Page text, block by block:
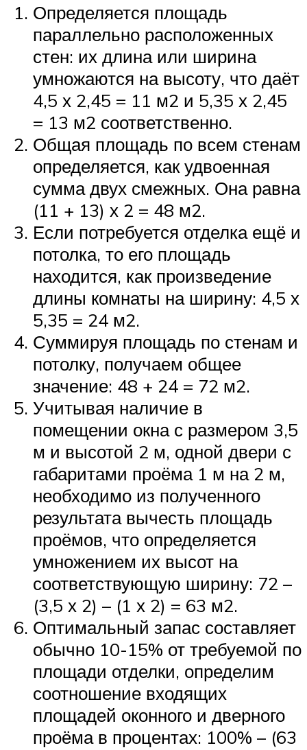
Определяется площадь
параллельно расположенных
стен: их длина или ширина
умножаются на высоту, что даёт
4,5 х 2,45 = 11 м2 и 5,35 х 2,45
= 13 м2 соответственно.
Общая площадь по всем стенам
определяется, как удвоенная
сумма двух смежных. Она равна
(11 + 13) х 2 = 48 м2.
Если потребуется отделка ещё и
потолка, то его площадь
находится, как произведение
длины комнаты на ширину: 4,5 х
5,35 = 24 м2.
Суммируя площадь по стенам и
потолку, получаем общее
значение: 48 + 24 = 72 м2.
Учитывая наличие в
помещении окна с размером 3,5
м и высотой 2 м, одной двери с
габаритами проёма 1 м на 2 м,
необходимо из полученного
результата вычесть площадь
проёмов, что определяется
умножением их высот на
соответствующую ширину: 72 –
(3,5 х 2) – (1 х 2) = 63 м2.
Оптимальный запас составляет
обычно 10-15% от требуемой по
площади отделки, определим
соотношение входящих
площадей оконного и дверного
проёма в процентах: 100% – (63